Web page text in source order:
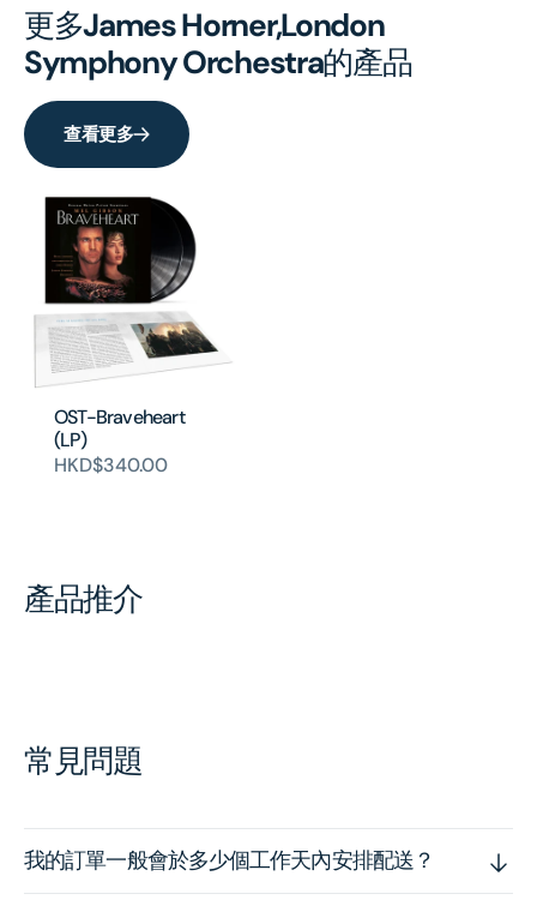
更多James Horner,London
Symphony Orchestra的產品
查看更多
OST-Braveheart
(LP)
HKD$340.00
產品推介
常見問題
我的訂單一般會於多少個工作天內安排配送？